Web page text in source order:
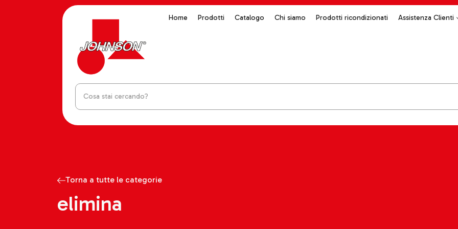
Home Prodotti Catalogo Chi siamo Prodotti ricondizionati Assistenza Clienti
Torna a tutte le categorie
elimina